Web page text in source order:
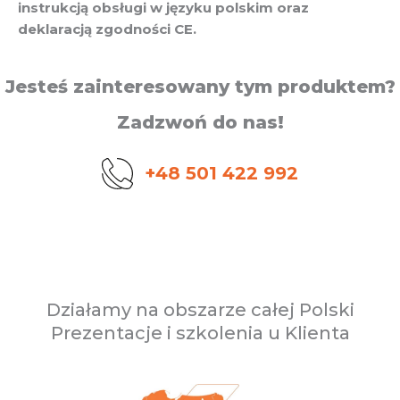
instrukcją obsługi w języku polskim oraz
deklaracją zgodności CE.
Jesteś zainteresowany tym produktem?
Zadzwoń do nas!
+48 501 422 992
Działamy na obszarze całej Polski
Prezentacje i szkolenia u Klienta